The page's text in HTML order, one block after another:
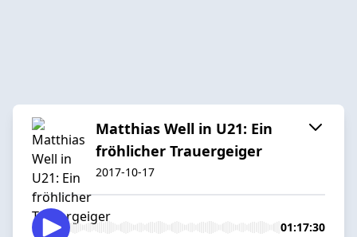
Matthias Well in U21: Ein
fröhlicher Trauergeiger
2017-10-17
01:17:30